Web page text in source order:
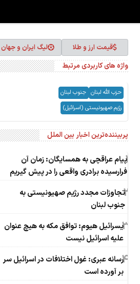
قیمت ارز و طلا لیگ ایران و جهان
واژه های کاربردی مرتبط
حزب الله لبنان جنوب لبنان
رژیم صهیونیستی (اسرائیل)
پربیننده‌ترین اخبار بین الملل
1پیام عراقچی به همسایگان: زمان آن
فرارسیده برادری واقعی را در پیش گیریم
2تجاوزات مجدد رژیم صهیونیستی به
جنوب لبنان
3یسرائیل هیوم: توافق مکه به هیچ عنوان
علیه اسرائیل نیست
4رسانه عبری: غول اختلافات در اسرائیل سر
بر آورده است